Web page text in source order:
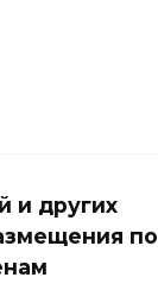
и других
по